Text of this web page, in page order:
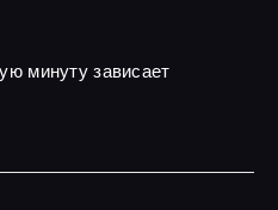
минуту зависает